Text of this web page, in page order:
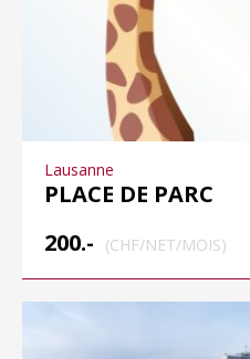
Lausanne
PLACE DE PARC
200.-
(CHF/NET/MOIS)